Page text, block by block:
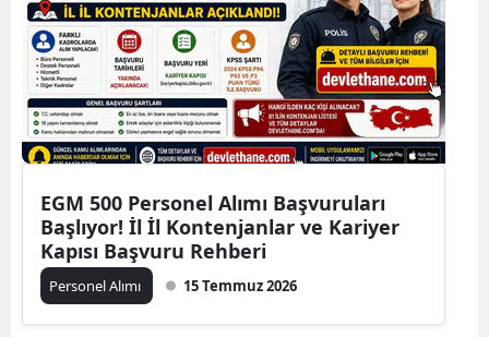
EGM 500 Personel Alımı Başvuruları
Başlıyor! İl İl Kontenjanlar ve Kariyer
Kapısı Başvuru Rehberi
Personel Alımı 15 Temmuz 2026